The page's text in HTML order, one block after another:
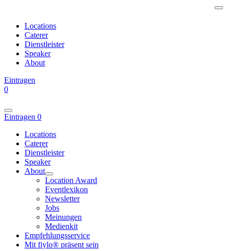
Locations
Caterer
Dienstleister
Speaker
About
Eintragen
0
Eintragen 0
Locations
Caterer
Dienstleister
Speaker
About
Location Award
Eventlexikon
Newsletter
Jobs
Meinungen
Medienkit
Empfehlungsservice
Mit fiylo® präsent sein